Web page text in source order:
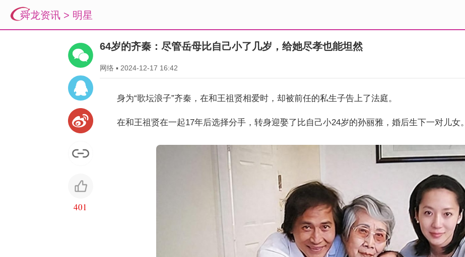
舜龙资讯 > 明星
401
64岁的齐秦：尽管岳母比自己小了几岁，给她尽孝也能坦然
网络▪ 2024-12-17 16:42
身为“歌坛浪子”齐秦，在和王祖贤相爱时，却被前任的私生子告上了法庭。
在和王祖贤在一起17年后选择分手，转身迎娶了比自己小24岁的孙丽雅，婚后生下一对儿女。